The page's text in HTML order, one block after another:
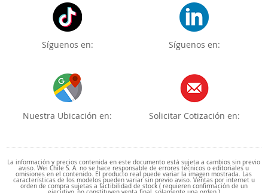
Síguenos en: Síguenos en:
Nuestra Ubicación en: Solicitar Cotización en:
La información y precios contenida en este documento está sujeta a cambios sin previo
aviso. Wei Chile S. A. no se hace responsable de errores técnicos o editoriales u
omisiones en el contenido. El producto real puede variar la imagen mostrada. Las
características de los modelos pueden variar sin previo aviso. Ventas por internet u
orden de compra sujetas a factibilidad de stock ( requieren confirmación de un